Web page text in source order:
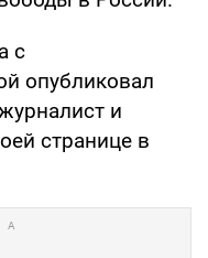
с
опубликовал
и
странице в